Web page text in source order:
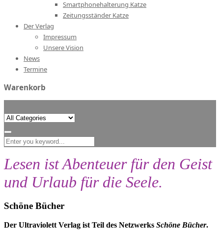
Smartphonehalterung Katze
Zeitungsständer Katze
Der Verlag
Impressum
Unsere Vision
News
Termine
Warenkorb
Search
for:
Lesen ist Abenteuer für den Geist
und Urlaub für die Seele.
Schöne Bücher
Der Ultraviolett Verlag ist Teil des Netzwerks Schöne Bücher.